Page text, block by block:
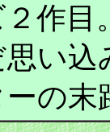
作目。
思い
ーの